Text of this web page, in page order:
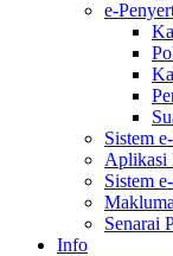
e-
Sistem
Aplikasi
Sistem
Senarai
Info